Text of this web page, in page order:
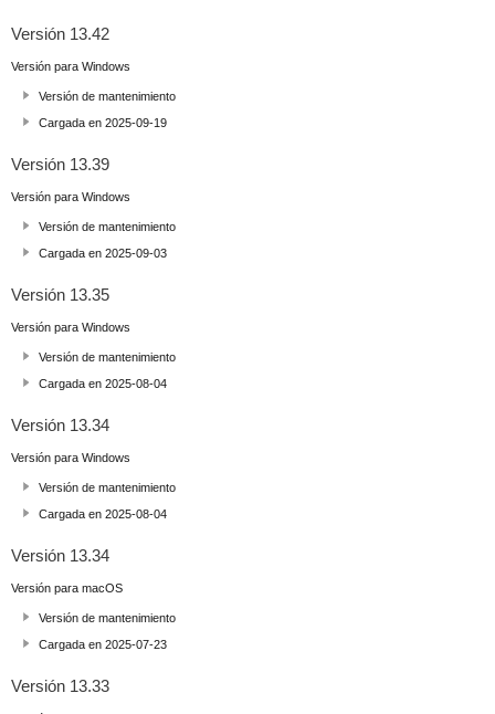
Versión 13.42
Versión para Windows
Versión de mantenimiento
Cargada en 2025-09-19
Versión 13.39
Versión para Windows
Versión de mantenimiento
Cargada en 2025-09-03
Versión 13.35
Versión para Windows
Versión de mantenimiento
Cargada en 2025-08-04
Versión 13.34
Versión para Windows
Versión de mantenimiento
Cargada en 2025-08-04
Versión 13.34
Versión para macOS
Versión de mantenimiento
Cargada en 2025-07-23
Versión 13.33